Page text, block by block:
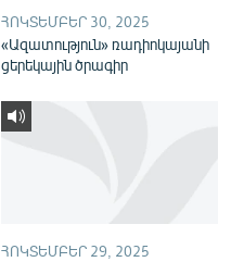
ՀՈԿՏԵՄԲԵՐ 30, 2025
«Ազատություն» ռադիոկայանի
ցերեկային ծրագիր
ՀՈԿՏԵՄԲԵՐ 29, 2025